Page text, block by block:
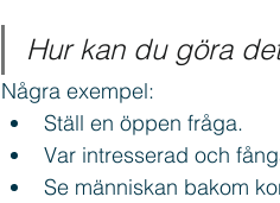
Hur kan du göra
Några exempel:
Ställ en öppen fråga.
Var intresserad och
Se människan bakom